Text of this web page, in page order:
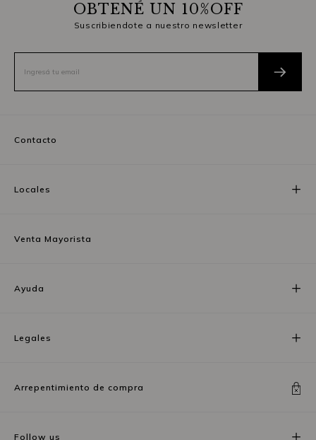
OBTENÉ UN 10%OFF
Suscribiendote a nuestro newsletter
Contacto
Locales
Venta Mayorista
Ayuda
Legales
Arrepentimiento de compra
Follow us